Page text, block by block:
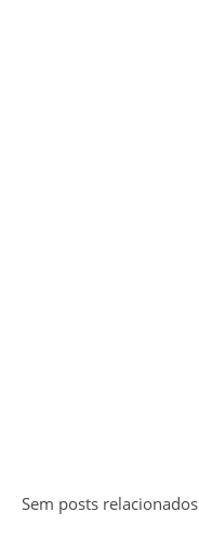
Sem posts relacionados